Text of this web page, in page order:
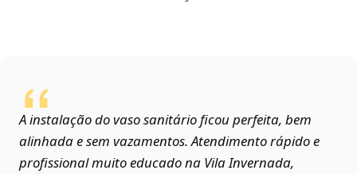
A instalação do vaso sanitário ficou perfeita, bem
alinhada e sem vazamentos. Atendimento rápido e
profissional muito educado na Vila Invernada,